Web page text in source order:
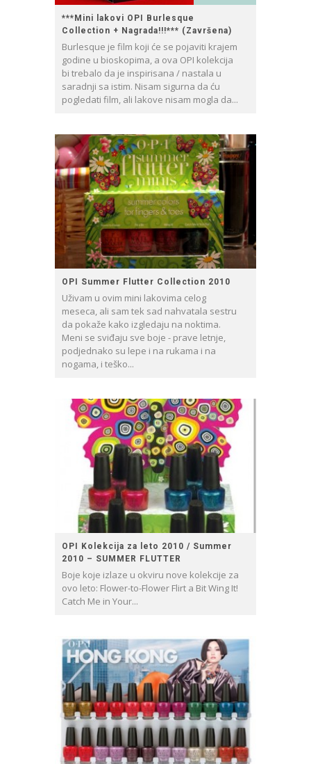
***Mini lakovi OPI Burlesque
Collection + Nagrada!!!*** (Završena)
Burlesque je film koji će se pojaviti krajem
godine u bioskopima, a ova OPI kolekcija
bi trebalo da je inspirisana / nastala u
saradnji sa istim. Nisam sigurna da ću
pogledati film, ali lakove nisam mogla da...
OPI Summer Flutter Collection 2010
Uživam u ovim mini lakovima celog
meseca, ali sam tek sad nahvatala sestru
da pokaže kako izgledaju na noktima.
Meni se sviđaju sve boje - prave letnje,
podjednako su lepe i na rukama i na
nogama, i teško...
OPI Kolekcija za leto 2010 / Summer
2010 – SUMMER FLUTTER
Boje koje izlaze u okviru nove kolekcije za
ovo leto: Flower-to-Flower Flirt a Bit Wing It!
Catch Me in Your...